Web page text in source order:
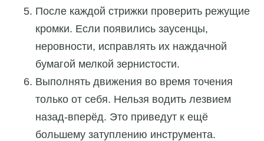
После каждой стрижки проверить режущие
кромки. Если появились заусенцы,
неровности, исправлять их наждачной
бумагой мелкой зернистости.
Выполнять движения во время точения
только от себя. Нельзя водить лезвием
назад-вперёд. Это приведут к ещё
большему затуплению инструмента.